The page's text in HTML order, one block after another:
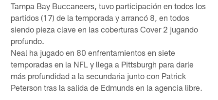
Tampa Bay Buccaneers, tuvo participación en todos los
partidos (17) de la temporada y arrancó 8, en todos
siendo pieza clave en las coberturas Cover 2 jugando
profundo.
Neal ha jugado en 80 enfrentamientos en siete
temporadas en la NFL y llega a Pittsburgh para darle
más profundidad a la secundaria junto con Patrick
Peterson tras la salida de Edmunds en la agencia libre.